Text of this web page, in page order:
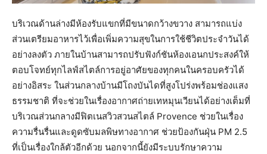
บริเวณด้านล่างมีห้องรับแขกที่มีขนาดกว้างขวาง สามารถแบ่ง
ส่วนเตรียมอาหารไว้เพื่อเพิ่มความสุขในการใช้ชีวิตประจำวันได้
อย่างลงตัว ภายในบ้านสามารถปรับฟังก์ชันห้องเอนกประสงค์ให้
ตอบโจทย์ทุกไลฟ์สไตล์การอยู่อาศัยของทุกคนในครอบครัวได้
อย่างอิสระ ในส่วนกลางบ้านมีโถงบันไดที่สูงโปร่งพร้อมช่องแสง
ธรรมชาติ ที่จะช่วยในเรื่องอากาศถ่ายเทหมุนเวียนได้อย่างเต็มที่
บริเวณส่วนกลางมีฟิตเนสวิวสวนสไตล์ Provence ช่วยในเรื่อง
ความรื่นรื่นและดูดซับมลพิษทางอากาศ ช่วยป้องกันฝุ่น PM 2.5
ที่เป็นเรื่องใกล้ตัวอีกด้วย นอกจากนี้ยังมีระบบรักษาความ